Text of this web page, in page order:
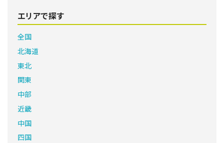
エリアで探す
全国
北海道
東北
関東
中部
近畿
中国
四国